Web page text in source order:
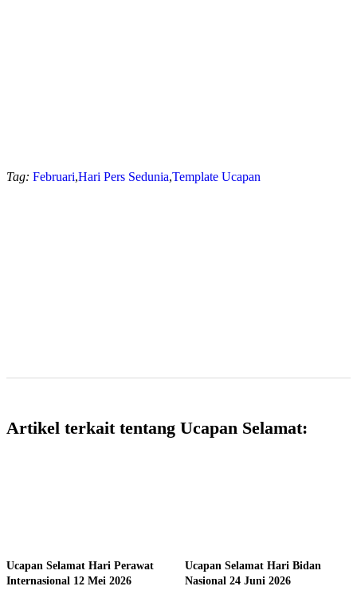
Tag: Februari,Hari Pers Sedunia,Template Ucapan
Artikel terkait tentang Ucapan Selamat:
Ucapan Selamat Hari Perawat
Internasional 12 Mei 2026
Ucapan Selamat Hari Bidan
Nasional 24 Juni 2026